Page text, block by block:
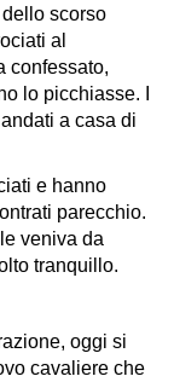
scorso
al
confessato,
lo picchiasse. I
a casa di
e hanno
parecchio.
veniva da
tranquillo.
oggi si
cavaliere che